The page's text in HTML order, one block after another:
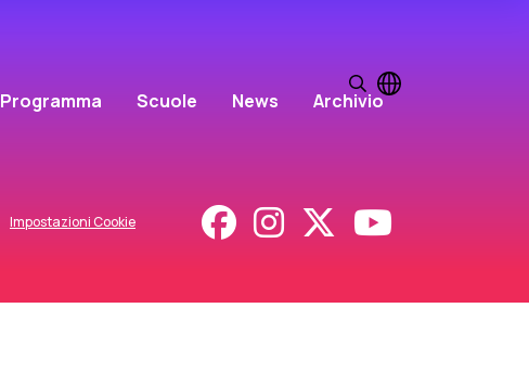
Programma Scuole News Archivio
Impostazioni Cookie